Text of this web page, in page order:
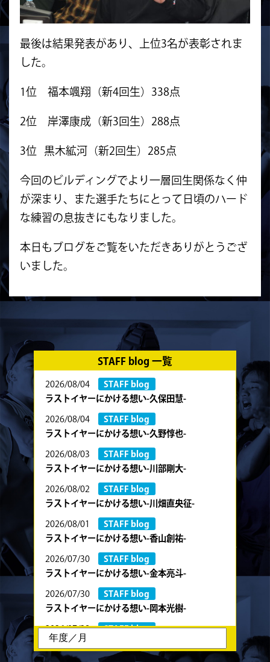
最後は結果発表があり、上位3名が表彰されま
した。
1位 福本颯翔（新4回生）338点
2位 岸澤康成（新3回生）288点
3位 黒木絋河（新2回生）285点
今回のビルディングでより一層回生関係なく仲
が深まり、また選手たちにとって日頃のハード
な練習の息抜きにもなりました。
本日もブログをご覧をいただきありがとうござ
いました。
STAFF blog 一覧
2026/08/04
STAFF blog
ラストイヤーにかける想い-久保田慧-
2026/08/04
STAFF blog
ラストイヤーにかける想い-久野惇也-
2026/08/03
STAFF blog
ラストイヤーにかける想い-川部剛大-
2026/08/02
STAFF blog
ラストイヤーにかける想い-川畑直央征-
2026/08/01
STAFF blog
ラストイヤーにかける想い-香山創祐-
2026/07/30
STAFF blog
ラストイヤーにかける想い-金本亮斗-
2026/07/30
STAFF blog
ラストイヤーにかける想い-岡本光樹-
2026/07/28
STAFF blog
ラストイヤーにかける想い-石飛冬輝-